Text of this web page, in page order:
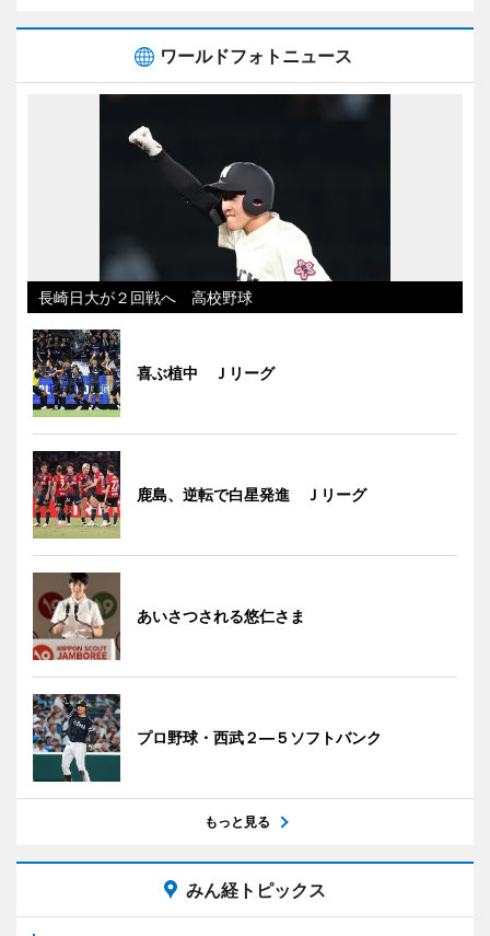
ワールドフォトニュース
長崎日大が２回戦へ 高校野球
喜ぶ植中 Ｊリーグ
鹿島、逆転で白星発進 Ｊリーグ
あいさつされる悠仁さま
プロ野球・西武２―５ソフトバンク
もっと見る
みん経トピックス